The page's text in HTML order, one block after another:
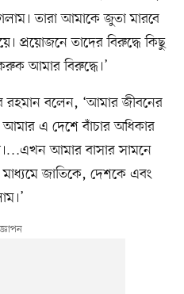
তারা আমাকে জুতা মারবে
প্রয়োজনে তাদের বিরুদ্ধে কিছু
আমার বিরুদ্ধে।’
বলেন, ‘আমার জীবনের
আমার এ দেশে বাঁচার অধিকার
আমার বাসার সামনে
জাতিকে, দেশকে এবং